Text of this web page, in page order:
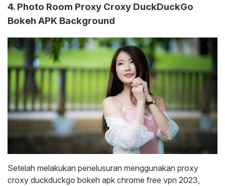
4. Photo Room Proxy Croxy DuckDuckGo
Bokeh APK Background
Setelah melakukan penelusuran menggunakan proxy
croxy duckduckgo bokeh apk chrome free vpn 2023,